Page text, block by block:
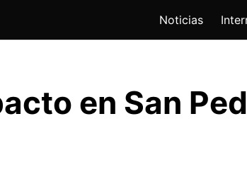
Noticias
en San